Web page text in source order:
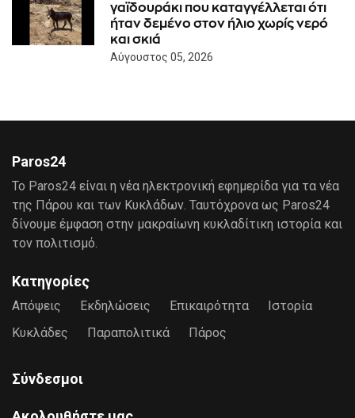
γαϊδουράκι που καταγγέλλεται ότι
ήταν δεμένο στον ήλιο χωρίς νερό
και σκιά
Αύγουστος 05, 2026
Paros24
Το Paros24 είναι η νέα ηλεκτρονική εφημερίδα για τα νέα
της Πάρου και των Κυκλάδων. Ταυτόχρονα ως Paros24
δίνουμε έμφαση στην μακραίωνη κυκλαδίτικη ιστορία και
τον πολιτισμό.
Κατηγορίες
Απόψεις Εκδηλώσεις Επικαιρότητα
Ιστορία
Κυκλάδες
Παραπολιτικά Πάρος
Σύνδεσμοι